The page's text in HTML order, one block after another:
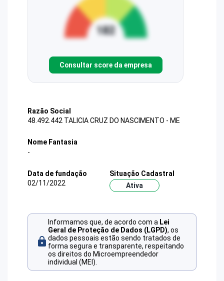
Consultar score da empresa
Razão Social
48.492.442 TALICIA CRUZ DO NASCIMENTO - ME
Nome Fantasia
-
Data de fundação
02/11/2022
Situação Cadastral
Ativa
Informamos que, de acordo com a Lei
Geral de Proteção de Dados (LGPD), os
dados pessoais estão sendo tratados de
forma segura e transparente, respeitando
os direitos do Microempreendedor
individual (MEI).